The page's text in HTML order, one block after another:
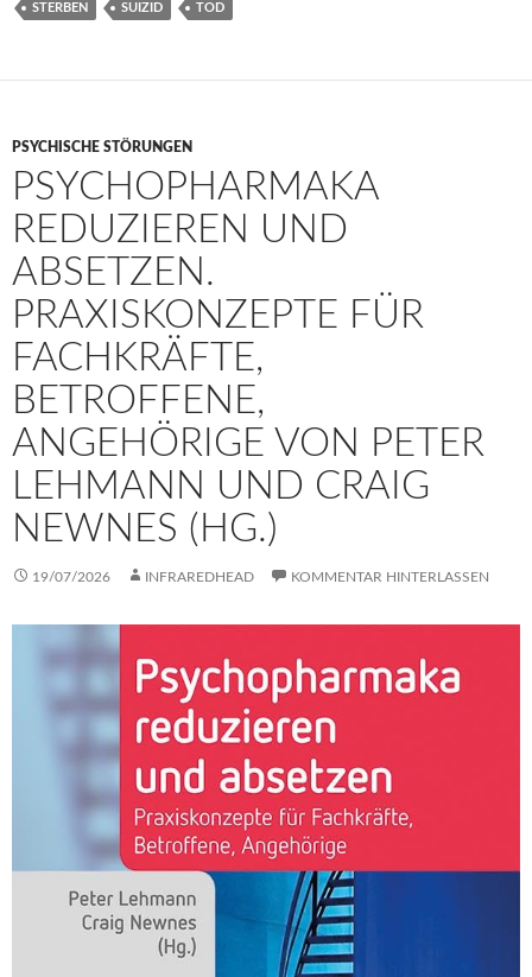
STERBEN SUIZID TOD
PSYCHISCHE STÖRUNGEN
PSYCHOPHARMAKA
REDUZIEREN UND
ABSETZEN.
PRAXISKONZEPTE FÜR
FACHKRÄFTE,
BETROFFENE,
ANGEHÖRIGE VON PETER
LEHMANN UND CRAIG
NEWNES (HG.)
19/07/2026 INFRAREDHEAD KOMMENTAR HINTERLASSEN